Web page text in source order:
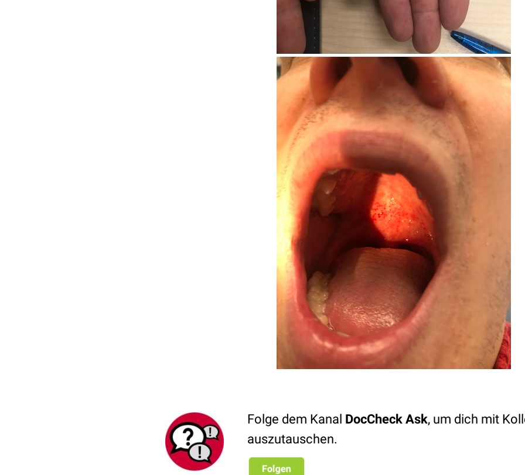
Folge dem Kanal DocCheck Ask, um dich mit
auszutauschen.